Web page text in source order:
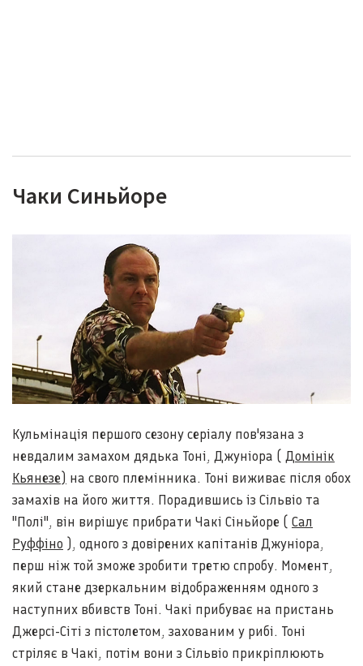
Чаки Синьйоре
Кульмінація першого сезону серіалу пов'язана з
невдалим замахом дядька Тоні, Джуніора ( Домінік
Кьянезе) на свого племінника. Тоні виживає після обох
замахів на його життя. Порадившись із Сільвіо та
"Полі", він вирішує прибрати Чакі Сіньйоре ( Сал
Руффіно ), одного з довірених капітанів Джуніора,
перш ніж той зможе зробити третю спробу. Момент,
який стане дзеркальним відображенням одного з
наступних вбивств Тоні. Чакі прибуває на пристань
Джерсі-Сіті з пістолетом, захованим у рибі. Тоні
стріляє в Чакі, потім вони з Сільвіо прикріплюють